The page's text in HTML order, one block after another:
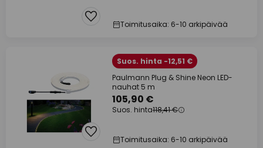
Toimitusaika: 6-10 arkipäivää
Suos. hinta -12,51 €
Paulmann Plug & Shine Neon LED-
nauhat 5 m
105,90 €
Suos. hinta118,41 €
Toimitusaika: 6-10 arkipäivää